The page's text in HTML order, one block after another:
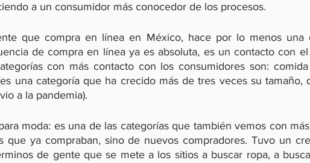
a un consumidor más conocedor de los procesos.
que compra en línea en México, hace por lo menos una
de compra en línea ya es absoluta, es un contacto con
con más contacto con los consumidores son:
una categoría que ha crecido más de tres veces su tamaño,
a la pandemia).
moda: es una de las categorías que también vemos con
que ya compraban, sino de nuevos compradores. Tuvo un
de gente que se mete a los sitios a buscar ropa, a